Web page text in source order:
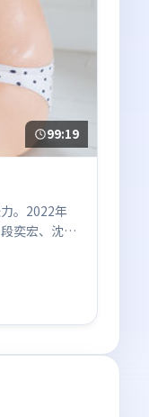
99:19
。2022年
奕宏、沈
，配乐与剪